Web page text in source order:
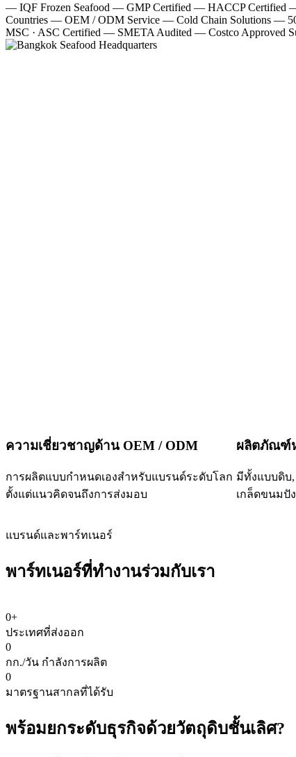
— IQF Frozen Seafood — GMP Certified — HACCP Certified
Countries — OEM / ODM Service — Cold Chain Solutions —
MSC · ASC Certified — SMETA Audited — Costco Approved
ความเชี่ยวชาญด้าน OEM / ODM
การผลิตแบบกำหนดเองสำหรับแบรนด์ระดับโลก
ตั้งแต่แนวคิดจนถึงการส่งมอบ
ผลิตภัณฑ์
มีทั้งแบบดิบ
เกล็ดขนมปั
แบรนด์และพาร์ทเนอร์
พาร์ทเนอร์ที่ทำงานร่วมกับเรา
0+
ประเทศที่ส่งออก
0
กก./วัน กำลังการผลิต
0
มาตรฐานสากลที่ได้รับ
พร้อมยกระดับธุรกิจด้วยวัตถุดิบชั้นเลิศ?